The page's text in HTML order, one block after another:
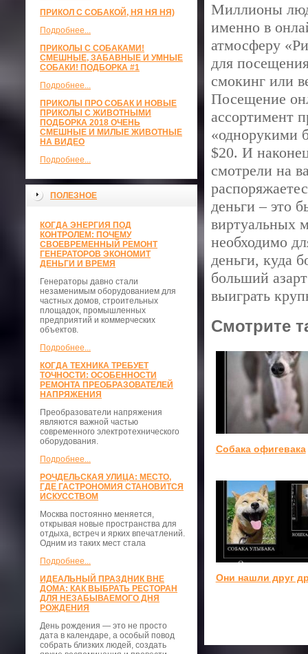
ПРИКОЛ С СОБАКОЙ, НЯ НЯ НЯ)
Подробнее...
ПРИКОЛЫ С СОБАКАМИ!
СМЕШНЫЕ, ЗАБАВНЫЕ И УМНЫЕ
СОБАКИ! ПОДБОРКА #1
Подробнее...
ПРИКОЛЫ ПРО СОБАК И НОВЫЕ
ПРИКОЛЫ С ЖИВОТНЫМИ
ПОДБОРКА 2018 ОЧЕНЬ
СМЕШНЫЕ И МИЛЫЕ ЖИВОТНЫЕ
НА ВИДЕО
Подробнее...
ПОЛЕЗНОЕ
КОГДА ЭНЕРГИЯ ПОД
КОНТРОЛЕМ: ПОЧЕМУ
СВОЕВРЕМЕННЫЙ РЕМОНТ
ГЕНЕРАТОРОВ ЭКОНОМИТ
ДЕНЬГИ И ВРЕМЯ
Генераторы давно стали
незаменимым оборудованием для
частных домов, строительных
площадок, промышленных
предприятий и коммерческих
объектов.
Подробнее...
КОГДА ТЕХНИКА ТРЕБУЕТ
ТОЧНОСТИ: ОСОБЕННОСТИ
РЕМОНТА ПРЕОБРАЗОВАТЕЛЕЙ
НАПРЯЖЕНИЯ
Преобразователи напряжения
являются важной частью
современного электротехнического
оборудования.
Подробнее...
РОЧДЕЛЬСКАЯ УЛИЦА: МЕСТО,
ГДЕ ГАСТРОНОМИЯ СТАНОВИТСЯ
ИСКУССТВОМ
Москва постоянно меняется,
открывая новые пространства для
отдыха, встреч и ярких впечатлений.
Одним из таких мест стала
Подробнее...
ИДЕАЛЬНЫЙ ПРАЗДНИК ВНЕ
ДОМА: КАК ВЫБРАТЬ РЕСТОРАН
ДЛЯ НЕЗАБЫВАЕМОГО ДНЯ
РОЖДЕНИЯ
День рождения — это не просто
дата в календаре, а особый повод
собрать близких людей, создать
Миллионы
именно в
атмосферу
для
смокинг или
Посещение
ассортимент
«однорукими
$20. И
смотрели на
деньги – это
виртуальных
необходимо
деньги, куда
больший
выиграть
Смотрите
Собака офигевака
Они нашли друг